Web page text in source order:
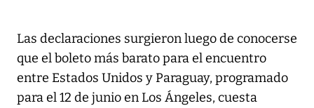
Las declaraciones surgieron luego de conocerse
que el boleto más barato para el encuentro
entre Estados Unidos y Paraguay, programado
para el 12 de junio en Los Ángeles, cuesta